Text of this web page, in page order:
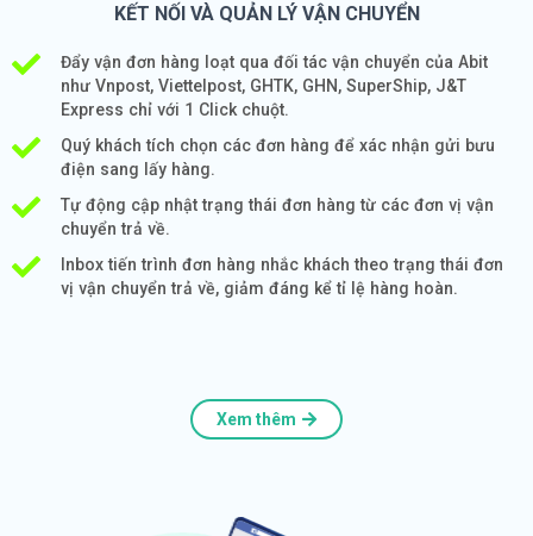
KẾT NỐI VÀ QUẢN LÝ VẬN CHUYỂN
Đẩy vận đơn hàng loạt qua đối tác vận chuyển của Abit
như Vnpost, Viettelpost, GHTK, GHN, SuperShip, J&T
Express chỉ với 1 Click chuột.
Quý khách tích chọn các đơn hàng để xác nhận gửi bưu
điện sang lấy hàng.
Tự động cập nhật trạng thái đơn hàng từ các đơn vị vận
chuyển trả về.
Inbox tiến trình đơn hàng nhắc khách theo trạng thái đơn
vị vận chuyển trả về, giảm đáng kể tỉ lệ hàng hoàn.
Xem thêm